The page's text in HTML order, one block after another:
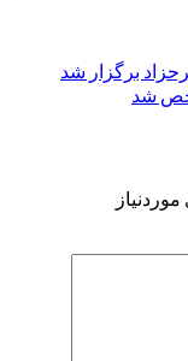
برگزار شد